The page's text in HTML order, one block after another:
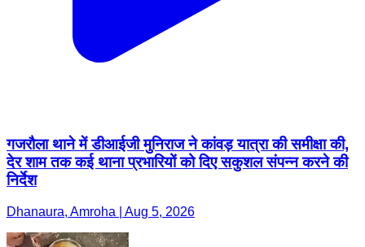
गजरौला थाने में डीआईजी मुनिराज ने कांवड़ यात्रा की समीक्षा की,
देर शाम तक कई थाना प्रभारियों को दिए सकुशल संपन्न करने की
निर्देश
Dhanaura, Amroha | Aug 5, 2026